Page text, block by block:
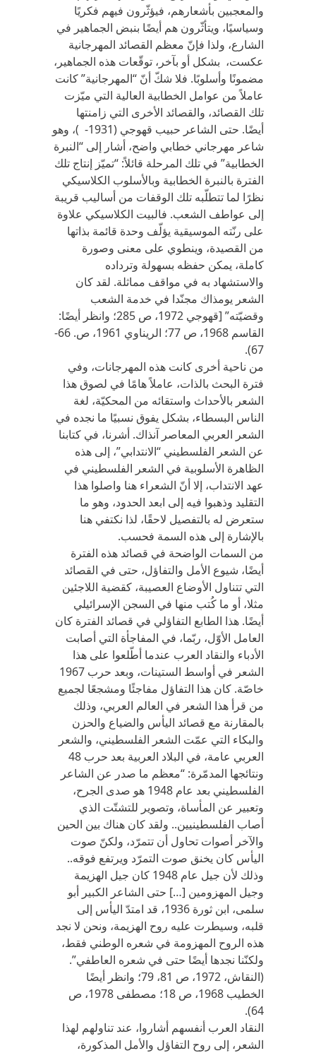
والمعجبين بأشعارهم، فيؤثّرون فيهم فكريًا
وسياسيًا، ويتأثّرون هم أيضًا بنبض الجماهير في
الشارع، ولذا فإنّ معظم القصائد المهرجانية
عكست، بشكل أو بآخر، توقّعات هذه الجماهير،
مضمونًا وأسلوبًا. فلا شكّ أنّ “المهرجانية” كانت
عاملاً من عوامل الخطابية العالية التي ميّزت
تلك القصائد، والقصائد الأخرى التي زامنتها
أيضًا. حتى الشاعر حبيب قهوجي (1931- )، وهو
شاعر مهرجاني خطابي واضح، أشار إلى “النبرة
الخطابية” في تلك المرحلة قائلاً: “تميّز إنتاج تلك
الفترة بالنبرة الخطابية وبالأسلوب الكلاسيكي
نظرًا لما تتطلّبه تلك الوقفات من أساليب قريبة
إلى عواطف الشعب. فالبيت الكلاسيكي علاوة
على رنّته الموسيقية يؤلّف وحدة قائمة بذاتها
من القصيدة، وينطوي على معنى وصورة
كاملة، يمكن حفظه بسهولة وترداده
والاستشهاد به في مواقف مماثلة. لقد كان
الشعر يومذاك مجنّدا في خدمة الشعب
وقضيّته” [قهوجي 1972، ص 285؛ وانظر أيضًا:
القاسم 1968، ص 77؛ الريناوي 1961، ص. 66-
67).
من ناحية أخرى كانت هذه المهرجانات، وفي
فترة البحث بالذات، عاملاً هامًا في لصوق هذا
الشعر بالأحداث واستقائه من المحكيّة، لغة
الناس البسطاء، بشكل يفوق نسبيًا ما نجده في
الشعر العربي المعاصر آنذاك. أشرنا، في كتابنا
عن الشعر الفلسطيني “الانتدابي”، إلى هذه
الظاهرة الأسلوبية في الشعر الفلسطيني في
عهد الانتداب، إلا أنّ الشعراء هنا واصلوا هذا
التقليد وذهبوا فيه إلى ابعد الحدود، وهو ما
ستعرض له بالتفصيل لاحقًا، لذا نكتفي هنا
بالإشارة إلى هذه السمة فحسب.
من السمات الواضحة في قصائد هذه الفترة
أيضًا، شيوع الأمل والتفاؤل، حتى في القصائد
التي تتناول الأوضاع العصيبة، كقضية اللاجئين
مثلا، أو ما كُتب منها في السجن الإسرائيلي
أيضًا. هذا الطابع التفاؤلي في قصائد الفترة كان
العامل الأوّل، ربّما، في المفاجأة التي أصابت
الأدباء والنقاد العرب عندما أطّلعوا على هذا
الشعر في أواسط الستينات، وبعد حرب 1967
خاصّة. كان هذا التفاؤل مفاجئًا ومشجعًا لجميع
من قرأ هذا الشعر في العالم العربي، وذلك
بالمقارنة مع قصائد اليأس والضياع والحزن
والبكاء التي عمّت الشعر الفلسطيني، والشعر
العربي عامة، في البلاد العربية بعد حرب 48
ونتائجها المدمّرة: “معظم ما صدر عن الشاعر
الفلسطيني بعد عام 1948 هو صدى الجرح،
وتعبير عن المأساة، وتصوير للتشتّت الذي
أصاب الفلسطينيين.. ولقد كان هناك بين الحين
والآخر أصوات تحاول أن تتمرّد، ولكنّ صوت
اليأس كان يخنق صوت التمرّد ويرتفع فوقه..
وذلك لأن جيل عام 1948 كان جيل الهزيمة
وجيل المهزومين […] حتى الشاعر الكبير أبو
سلمى، ابن ثورة 1936، قد امتدّ اليأس إلى
قلبه، وسيطرت عليه روح الهزيمة، ونحن لا نجد
هذه الروح المهزومة في شعره الوطني فقط،
ولكنّنا نجدها أيضًا حتى في شعره العاطفي”.
(النقاش، 1972، ص 81، 79؛ وانظر أيضًا
الخطيب 1968، ص 18؛ مصطفى 1978، ص
64).
النقاد العرب أنفسهم أشاروا، عند تناولهم لهذا
الشعر، إلى روح التفاؤل والأمل المذكورة،